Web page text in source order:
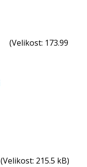
(Velikost: 173.99
(Velikost: 215.5 kB)